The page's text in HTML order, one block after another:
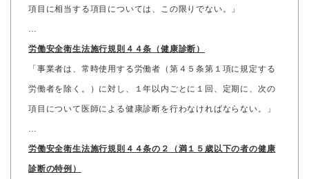
項目に相当する項目については、この限りでない。」
…
労働安全衛生法施行規則４４条（健康診断）
「事業者は、常時使用する労働者（第４５条第１項に規定する
労働者を除く。）に対し、１年以内ごとに１回、定期に、次の
項目について医師による健康診断を行わなければならない。」
…
労働安全衛生法施行規則４４条の２（満１５歳以下の者の健康
診断の特例）